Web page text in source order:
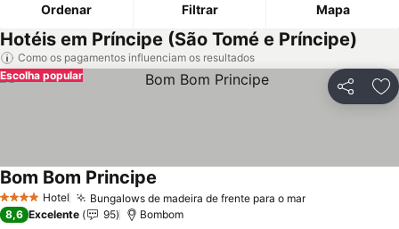
Ordenar Filtrar Mapa
Hotéis em Príncipe (São Tomé e Príncipe)
Como os pagamentos influenciam os resultados
Partilhar
Escolha popular
4 EstrelasHotel Bungalows de madeira de frente para o marVer preços
Bom Bom Principe
8,6 Excelente 95 Bombom